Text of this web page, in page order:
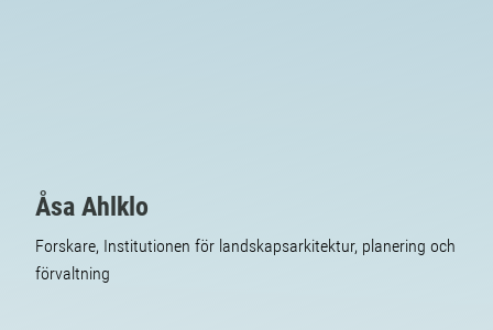
Åsa Ahlklo
Forskare, Institutionen för landskapsarkitektur, planering och
förvaltning